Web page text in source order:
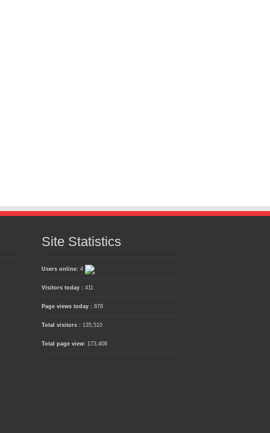
Site Statistics
Users online: 4
Visitors today : 411
Page views today : 878
Total visitors : 135,510
Total page view: 173,406